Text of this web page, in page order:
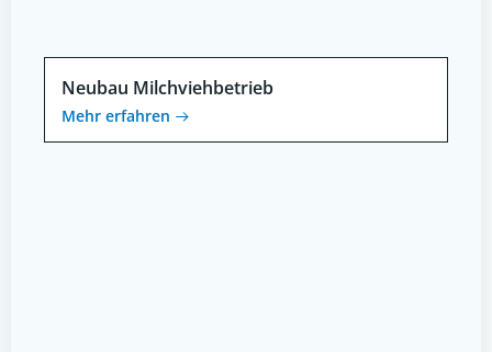
Neubau Milchviehbetrieb
Mehr erfahren